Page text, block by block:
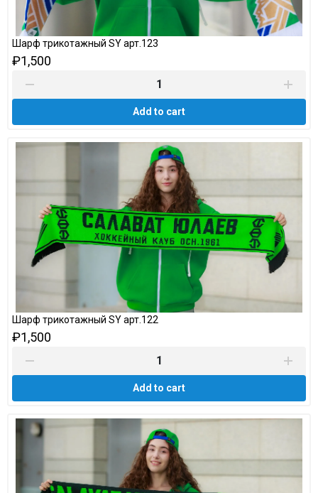
Шарф трикотажный SY арт.123
₽1,500
Add to cart
Шарф трикотажный SY арт.122
₽1,500
Add to cart